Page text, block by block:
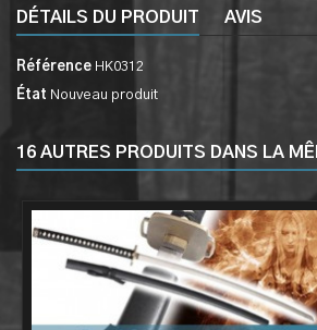
DÉTAILS DU PRODUIT AVIS
Référence HK0312
État Nouveau produit
16 AUTRES PRODUITS DANS LA